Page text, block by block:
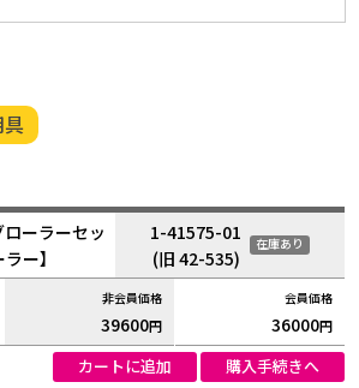
ーラーセッ
ー】
1-41575-01
(旧 42-535)
在庫あり
39600円 36000円
カートに追加 購入手続きへ